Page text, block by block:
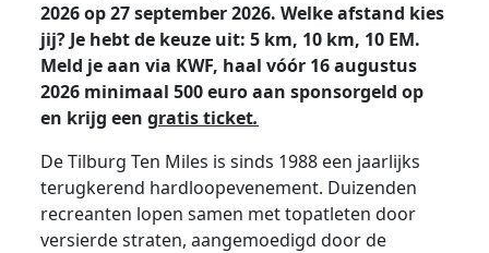
2026 op 27 september 2026. Welke afstand kies
jij? Je hebt de keuze uit: 5 km, 10 km, 10 EM.
Meld je aan via KWF, haal vóór 16 augustus
2026 minimaal 500 euro aan sponsorgeld op
en krijg een gratis ticket.
De Tilburg Ten Miles is sinds 1988 een jaarlijks
terugkerend hardloopevenement. Duizenden
recreanten lopen samen met topatleten door
versierde straten, aangemoedigd door de